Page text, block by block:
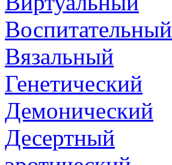
Воспитательный
Вязальный
Генетический
Демонический
Десертный